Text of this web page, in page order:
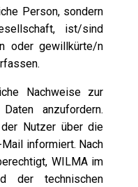
Person, sondern
ist/sind
oder gewillkürte/n
Nachweise zur
anzufordern.
Nutzer über die
informiert. Nach
WILMA im
der technischen